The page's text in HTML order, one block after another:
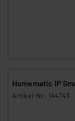
Homematic IP
Artikel-Nr. 144743